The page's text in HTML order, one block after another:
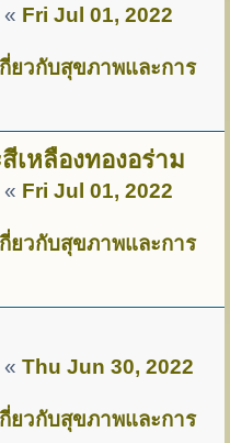
« Fri Jul 01, 2022
ยวกับสุขภาพและการ
หลืองทองอร่าม
« Fri Jul 01, 2022
ยวกับสุขภาพและการ
« Thu Jun 30, 2022
ยวกับสุขภาพและการ